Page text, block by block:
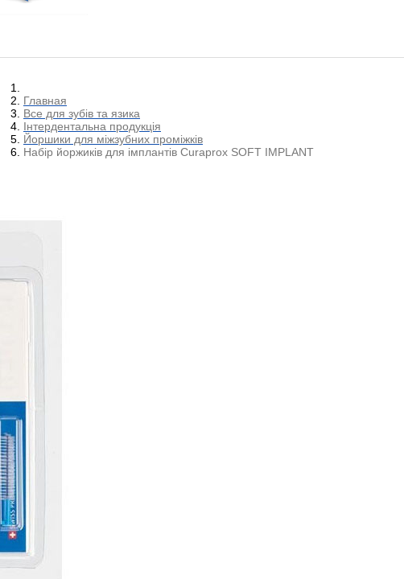
Главная
Все для зубів та язика
Інтердентальна продукція
Йоршики для міжзубних проміжків
Набір йоржиків для імплантів Curaprox SOFT IMPLANT